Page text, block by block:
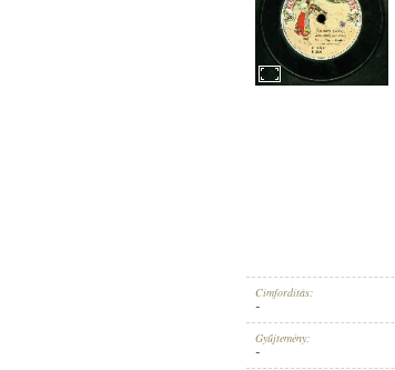
ELSŐ MAGYAR
Címfordítás:
-
Gyűjtemény:
-